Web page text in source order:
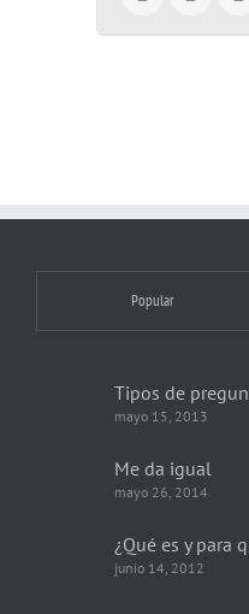
Popular
Tipos de
mayo 15, 2013
Me da igual
mayo 26, 2014
¿Qué es y para
junio 14, 2012